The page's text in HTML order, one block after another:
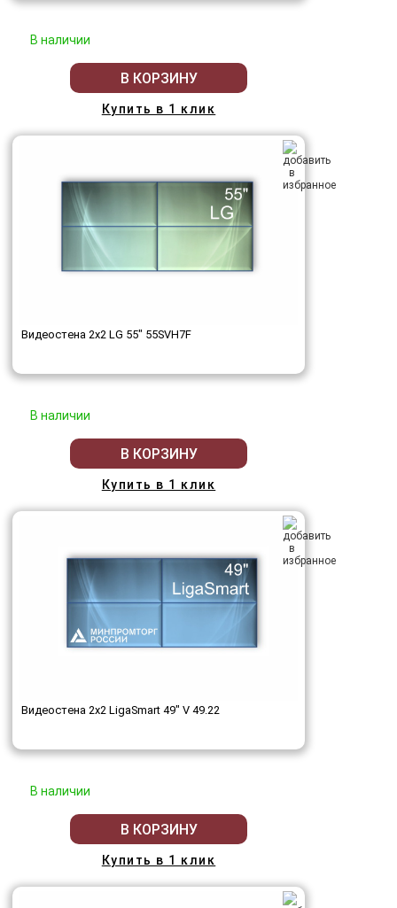
В наличии
В КОРЗИНУ
Купить в 1 клик
Видеостена 2x2 LG 55" 55SVH7F
В наличии
В КОРЗИНУ
Купить в 1 клик
Видеостена 2x2 LigaSmart 49" V 49.22
В наличии
В КОРЗИНУ
Купить в 1 клик